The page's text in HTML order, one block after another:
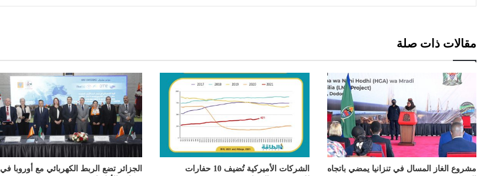
مقالات ذات صلة
مشروع الغاز المسال في تنزانيا يمضي باتجاه
الشركات الأميركية تُضيف 10 حفارات
الجزائر تضع الربط الكهربائي مع أوروبا في